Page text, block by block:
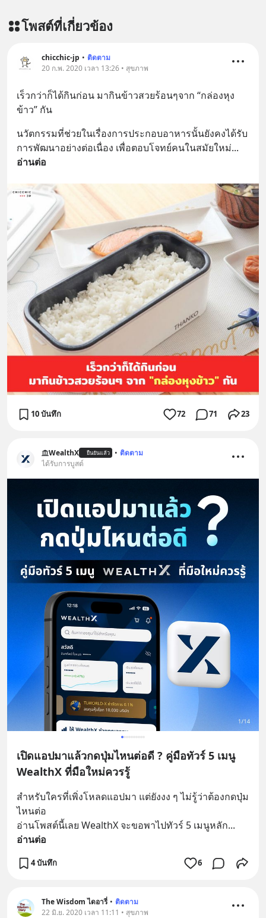
โพสต์ที่เกี่ยวข้อง
chicchic-jp • ติดตาม
20 ก.พ. 2020 เวลา 13:26 • สุขภาพ
เร็วกว่าก็ได้กินก่อน มากินข้าวสวยร้อนๆจาก “กล่องหุง
ข้าว” กัน
นวัตกรรมที่ช่วยในเรื่องการประกอบอาหารนั้นยังคงได้รับ
การพัฒนาอย่างต่อเนื่อง เพื่อตอบโจทย์คนในสมัยใหม่
อ่านต่อ
10 บันทึก 72 71 23
WealthX ยืนยันแล้ว • ติดตาม
ได้รับการบูสต์
เปิดแอปมาแล้วกดปุ่มไหนต่อดี ? คู่มือทัวร์ 5 เมนู
WealthX ที่มือใหม่ควรรู้
สำหรับใครที่เพิ่งโหลดแอปมา แต่ยังงง ๆ ไม่รู้ว่าต้องกดปุ่ม
ไหนต่อ
อ่านโพสต์นี้เลย WealthX จะขอพาไปทัวร์ 5 เมนูหลัก
อ่านต่อ
4 บันทึก 6
The Wisdom ไดอารี่ • ติดตาม
22 มิ.ย. 2020 เวลา 11:11 • สุขภาพ